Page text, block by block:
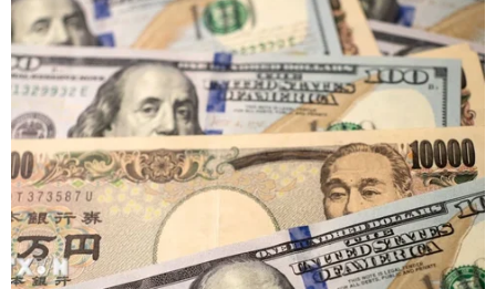
công chức nhà nước
30/10/2016 08:05
Giới chức Thổ Nhĩ Kỳ đã sa thải hơn 10.000 công chức
nhà nước vì bị tình nghi có quan hệ với giáo sỹ Hồi giáo
sống lưu vong ở Mỹ Fethullah Gulen.